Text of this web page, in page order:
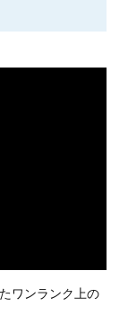
ワンランク上の